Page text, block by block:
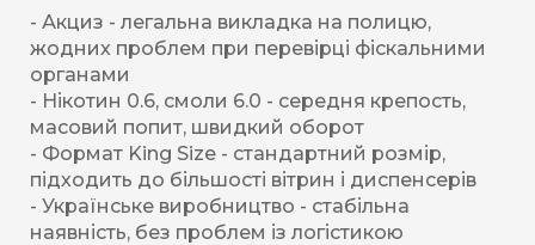
- Акциз - легальна викладка на полицю,
жодних проблем при перевірці фіскальними
органами
- Нікотин 0.6, смоли 6.0 - середня крепость,
масовий попит, швидкий оборот
- Формат King Size - стандартний розмір,
підходить до більшості вітрин і диспенсерів
- Українське виробництво - стабільна
наявність, без проблем із логістикою